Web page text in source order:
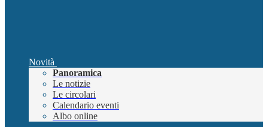
Novità
Panoramica
Le notizie
Le circolari
Calendario eventi
Albo online